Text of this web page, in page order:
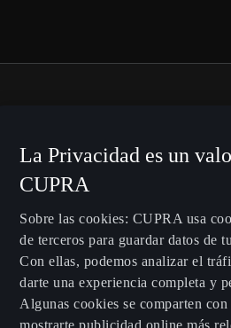
estar
novedades?
Suscríbete
La Privacidad es un
CUPRA
Sobre las cookies: CUPRA usa
de terceros para guardar datos de
Con ellas, podemos analizar el
darte una experiencia completa y
Algunas cookies se comparten con
mostrarte publicidad online más